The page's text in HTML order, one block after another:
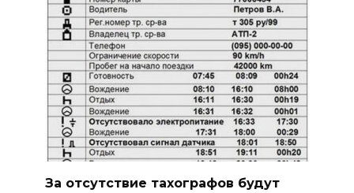
За отсутствие тахографов будут